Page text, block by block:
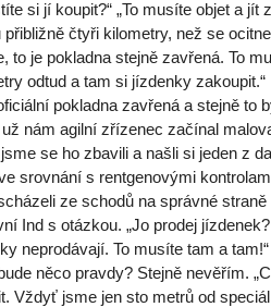
si jí koupit?“ „To musíte objet a jít
přibližně čtyři kilometry, než se
to je pokladna stejně zavřená. To
odtud a tam si jízdenky
pokladna zavřená a stejně to
nám agilní zřízenec začínal
se ho zbavili a našli si jeden z
srovnání s rentgenovými
ze schodů na správné
Ind s otázkou. „Jo prodej
neprodávají. To musíte tam a
něco pravdy? Stejně nevěřím.
Vždyť jsme jen sto metrů od